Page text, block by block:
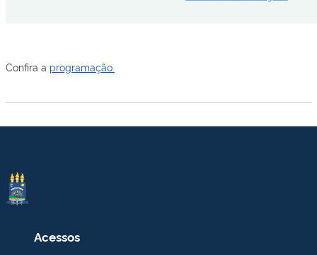
Confira a programação.
Acessos